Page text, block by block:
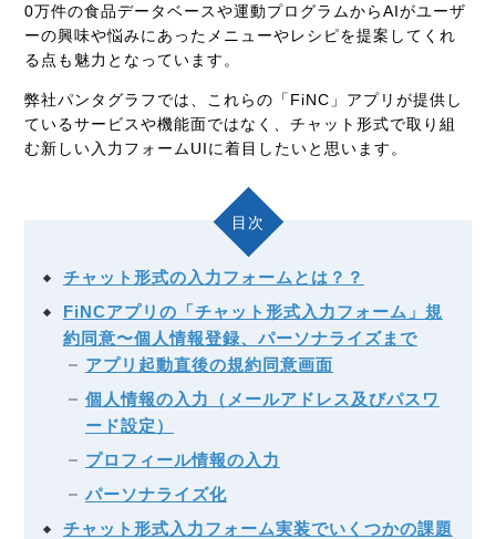
0万件の食品データベースや運動プログラムからAIがユーザ
ーの興味や悩みにあったメニューやレシピを提案してくれ
る点も魅力となっています。
弊社パンタグラフでは、これらの「FiNC」アプリが提供し
ているサービスや機能面ではなく、チャット形式で取り組
む新しい入力フォームUIに着目したいと思います。
目次
チャット形式の入力フォームとは？？
FiNCアプリの「チャット形式入力フォーム」規
約同意〜個人情報登録、パーソナライズまで
アプリ起動直後の規約同意画面
個人情報の入力（メールアドレス及びパスワ
ード設定）
プロフィール情報の入力
パーソナライズ化
チャット形式入力フォーム実装でいくつかの課題